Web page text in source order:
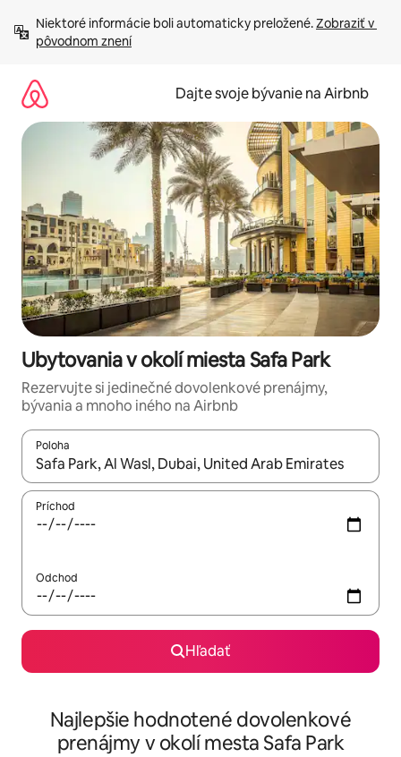
obsah.
Niektoré informácie boli automaticky preložené. Zobraziť v
pôvodnom znení
Dajte svoje bývanie na Airbnb
Ubytovania v okolí miesta Safa Park
Rezervujte si jedinečné dovolenkové prenájmy,
bývania a mnoho iného na Airbnb
Poloha
Keď budú výsledky k dispozícii, môžete si ich prechádzať
Príchod
Odchod
Hľadať
Najlepšie hodnotené dovolenkové
prenájmy v okolí mesta Safa Park